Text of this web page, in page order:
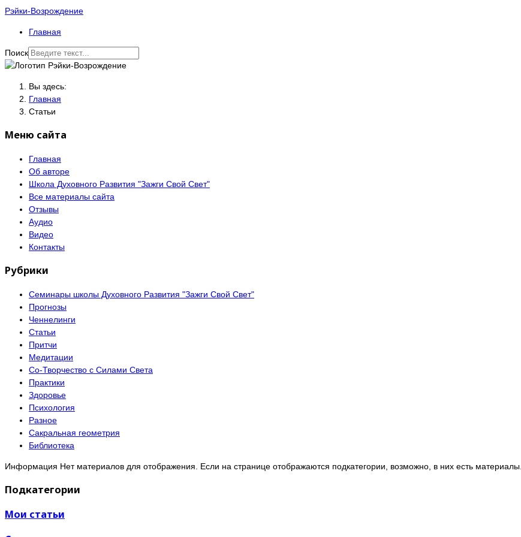
Рэйки-Возрождение
Главная
Поиск
Вы здесь:
Главная
Статьи
Меню сайта
Главная
Об авторе
Школа Духовного Развития "Зажги Свой Свет"
Все материалы сайта
Отзывы
Аудио
Видео
Контакты
Рубрики
Семинары школы Духовного Развития "Зажги Свой Свет"
Прогнозы
Ченнелинги
Статьи
Притчи
Медитации
Со-Творчество с Силами Света
Практики
Здоровье
Психология
Разное
Сакральная геометрия
Библиотека
Информация Нет материалов для отображения. Если на странице отображаются подкатегории, возможно, в них есть материалы.
Подкатегории
Мои статьи